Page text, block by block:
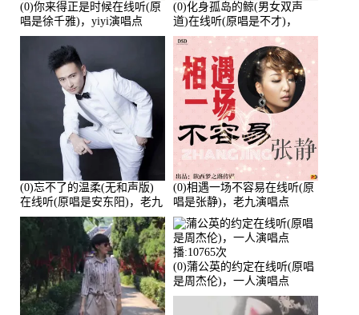
(0)你来得正是时候在线听(原
唱是徐千雅)，yiyi演唱点
播:21991次
(0)化身孤岛的鲸(男女双声
道)在线听(原唱是不才)，
HGBai演唱点播:19428次
(0)忘不了的温柔(无和声版)
在线听(原唱是安东阳)，老九
演唱点播:17392次
(0)相遇一场不容易在线听(原
唱是张静)，老九演唱点
播:11453次
(0)蒲公英的约定在线听(原唱
是周杰伦)，一人演唱点
播:10765次